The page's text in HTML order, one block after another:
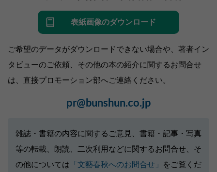
表紙画像のダウンロード
ご希望のデータがダウンロードできない場合や、著者イン
タビューのご依頼、その他の本の紹介に関するお問合せ
は、直接プロモーション部へご連絡ください。
pr@bunshun.co.jp
雑誌・書籍の内容に関するご意見、書籍・記事・写真
等の転載、朗読、二次利用などに関するお問合せ、そ
の他については 「文藝春秋へのお問合せ」 をご覧くだ